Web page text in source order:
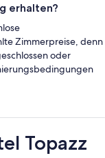
erhalten?
Zimmerpreise, denn
oder
Topazz